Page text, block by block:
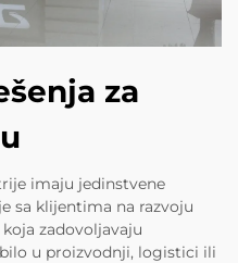
za
imaju jedinstvene
sa klijentima na razvoju
zadovoljavaju
u proizvodnji, logistici ili